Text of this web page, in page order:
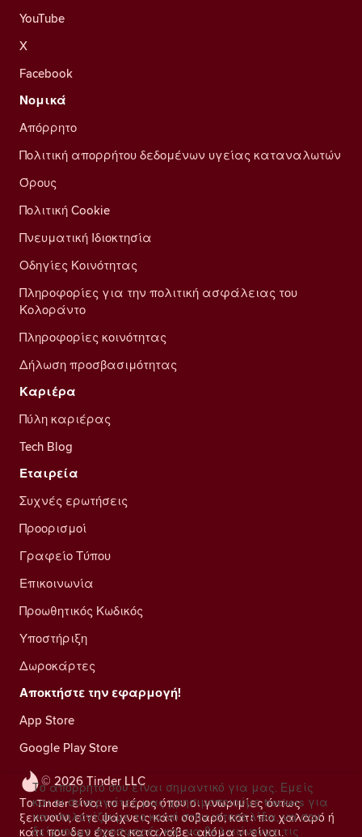
© 2026 Tinder LLC
Το Tinder είναι το μέρος όπου οι γνωριμίες όντως
ξεκινούν, είτε ψάχνεις κάτι σοβαρό, κάτι πιο χαλαρό ή
κάτι που δεν έχεις καταλάβει ακόμα τι είναι.
YouTube
X
Facebook
Νομικά
Απόρρητο
Πολιτική απορρήτου δεδομένων υγείας καταναλωτών
Όρους
Πολιτική Cookie
Πνευματική Ιδιοκτησία
Οδηγίες Κοινότητας
Πληροφορίες για την πολιτική ασφάλειας του
Κολοράντο
Πληροφορίες κοινότητας
Δήλωση προσβασιμότητας
Καριέρα
Πύλη καριέρας
Tech Blog
Εταιρεία
Συχνές ερωτήσεις
Προορισμοί
Γραφείο Τύπου
Επικοινωνία
Προωθητικός Κωδικός
Υποστήριξη
Δωροκάρτες
Αποκτήστε την εφαρμογή!
App Store
Google Play Store
Το απόρρητό σου είναι σημαντικό για μας. Εμείς
και οι συνεργάτες μας χρησιμοποιούμε trackers για
να υπολογίζουμε το κοινό στην ιστοσελίδα, να σου
δείχνουμε προσφορές και να βελτιώνουμε τις